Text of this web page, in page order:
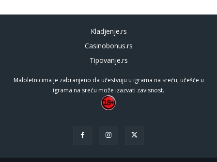
Kladjenje.rs
Casinobonus.rs
Tipovanje.rs
Maloletnicima je zabranjeno da učestvuju u igrama na sreću, učešće u
igrama na sreću može izazvati zavisnost.